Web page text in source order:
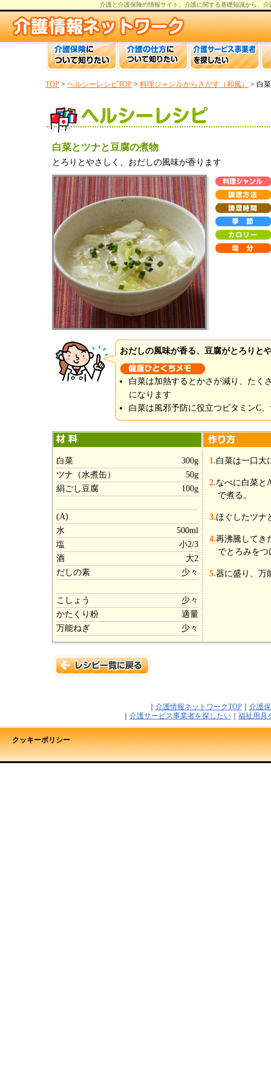
介護と介護保険の情報サイト。 介護に関する基礎知識から、 介
TOP > ヘルシーレシピTOP > 料理ジャンルからさがす（和風） > 白
白菜とツナと豆腐の煮物
とろりとやさしく、おだしの風味が香ります
おだしの風味が香る、豆腐がとろりと
白菜は加熱するとかさが減り、たく
になります
白菜は風邪予防に役立つビタミンC
白菜
300g
ツナ（水煮缶）
50g
絹ごし豆腐
100g
(A)
水
500ml
塩
小2/3
酒
大2
だしの素
少々
こしょう
少々
かたくり粉
適量
万能ねぎ
少々
1.白菜は一口大
2.なべに白菜と
で煮る。
3.ほぐしたツナ
4.再沸騰してき
でとろみをつ
5.器に盛り、万
介護情報ネットワークTOP｜ 介護
介護サービス事業者を探したい 福祉用具
クッキーポリシー